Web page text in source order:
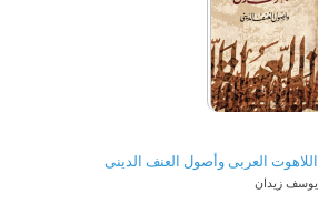
اللاهوت العربى وأصول العنف الدينى
يوسف زيدان